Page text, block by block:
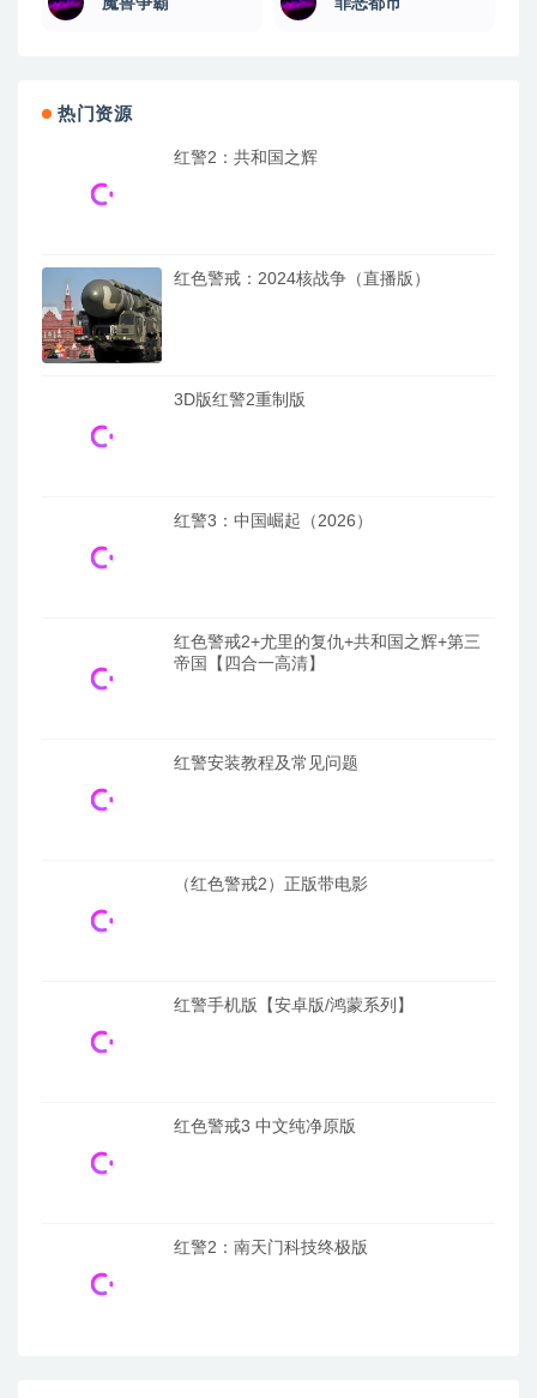
热门资源
红警2：共和国之辉
红色警戒：2024核战争（直播版）
3D版红警2重制版
红警3：中国崛起（2026）
红色警戒2+尤里的复仇+共和国之辉+第三
帝国【四合一高清】
红警安装教程及常见问题
（红色警戒2）正版带电影
红警手机版【安卓版/鸿蒙系列】
红色警戒3 中文纯净原版
红警2：南天门科技终极版